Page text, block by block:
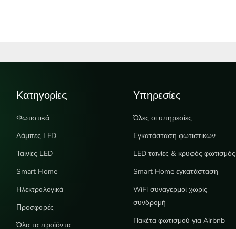
Κατηγορίες
Φωτιστικά
Λάμπες LED
Ταινίες LED
Smart Home
Ηλεκτρολογικά
Προσφορές
Όλα τα προϊόντα
Υπηρεσίες
Όλες οι υπηρεσίες
Εγκατάσταση φωτιστικών
LED ταινίες & κρυφός φωτισμός
Smart Home εγκατάσταση
WiFi συναγερμοί χωρίς
συνδρομή
Πακέτα φωτισμού για Airbnb